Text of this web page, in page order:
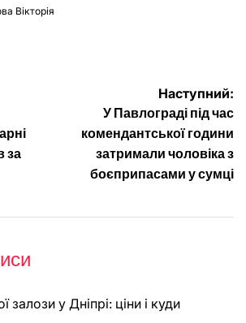
Вікторія
за
Наступний:
У Павлограді під час
комендантської години
затримали чоловіка з
боєприпасами у сумці
залози у Дніпрі: ціни і куди